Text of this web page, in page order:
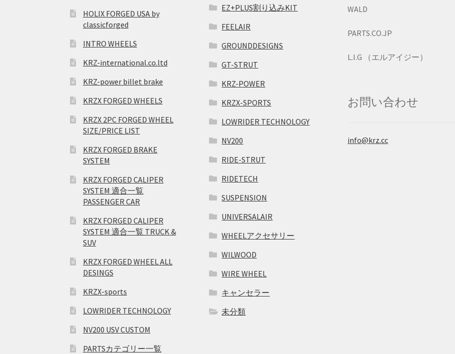
HOLIX FORGED USA by
classicforged
INTRO WHEELS
KRZ-international.co.ltd
KRZ-power billet brake
KRZX FORGED WHEELS
KRZX 2PC FORGED WHEEL
SIZE/PRICE LIST
KRZX FORGED BRAKE
SYSTEM
KRZX FORGED CALIPER
SYSTEM 適合一覧
PASSENGER CAR
KRZX FORGED CALIPER
SYSTEM 適合一覧 TRUCK &
SUV
KRZX FORGED WHEEL ALL
DESINGS
KRZX-sports
LOWRIDER TECHNOLOGY
NV200 USV CUSTOM
PARTSカテゴリー一覧
EZ+PLUS割り込みKIT
FEELAIR
GROUNDDESIGNS
GT-STRUT
KRZ-POWER
KRZX-SPORTS
LOWRIDER TECHNOLOGY
NV200
RIDE-STRUT
RIDETECH
SUSPENSION
UNIVERSALAIR
WHEELアクセサリー
WILWOOD
WIRE WHEEL
キャンセラー
未分類
WALD
PARTS.CO.JP
L.I.G （エルアイジー）
お問い合わせ
info@krz.cc